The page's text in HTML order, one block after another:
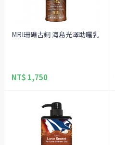
MRI珊礁古銅 海島光澤助曬乳
NT$ 1,750